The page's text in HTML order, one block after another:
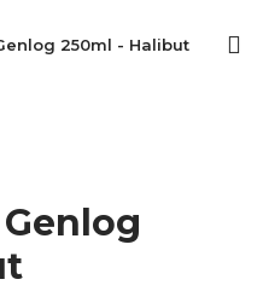
250ml - Halibut